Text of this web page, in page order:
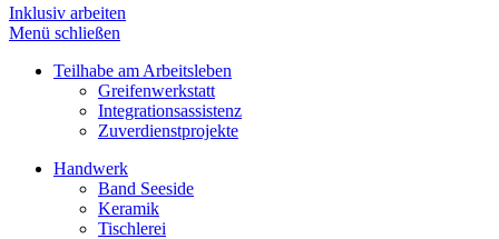
Inklusiv arbeiten
Menü schließen
Teilhabe am Arbeitsleben
Greifenwerkstatt
Integrationsassistenz
Zuverdienstprojekte
Handwerk
Band Seeside
Keramik
Tischlerei